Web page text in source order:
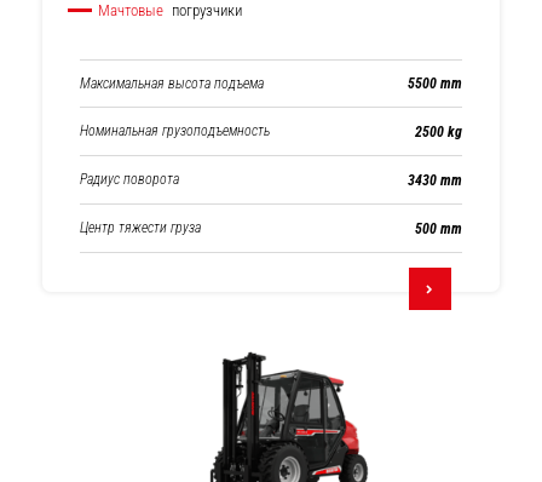
Мачтовые погрузчики
Максимальная высота подъема 5500 mm
Номинальная грузоподъемность 2500 kg
Радиус поворота 3430 mm
Центр тяжести груза 500 mm